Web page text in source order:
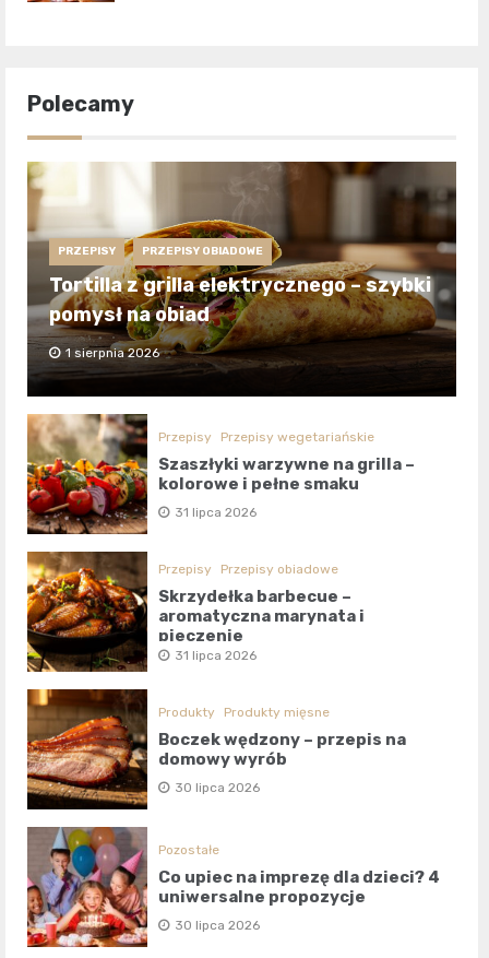
Polecamy
PRZEPISY PRZEPISY OBIADOWE
Tortilla z grilla elektrycznego – szybki
pomysł na obiad
1 sierpnia 2026
Przepisy Przepisy wegetariańskie
Szaszłyki warzywne na grilla –
kolorowe i pełne smaku
31 lipca 2026
Przepisy Przepisy obiadowe
Skrzydełka barbecue –
aromatyczna marynata i
pieczenie
31 lipca 2026
Produkty Produkty mięsne
Boczek wędzony – przepis na
domowy wyrób
30 lipca 2026
Pozostałe
Co upiec na imprezę dla dzieci? 4
uniwersalne propozycje
30 lipca 2026